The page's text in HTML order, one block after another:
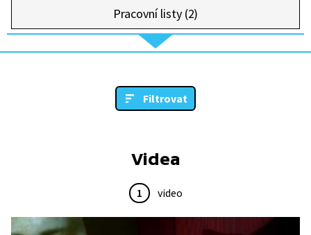
Pracovní listy (2)
Filtrovat
Videa
1 video